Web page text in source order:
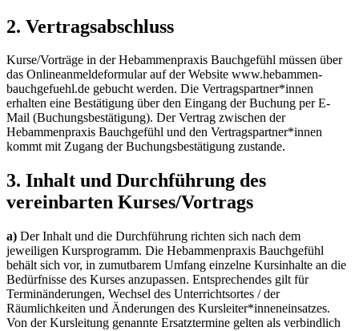
2. Vertragsabschluss
Kurse/Vorträge in der Hebammenpraxis Bauchgefühl müssen über
das Onlineanmeldeformular auf der Website www.hebammen-
bauchgefuehl.de gebucht werden. Die Vertragspartner*innen
erhalten eine Bestätigung über den Eingang der Buchung per E-
Mail (Buchungsbestätigung). Der Vertrag zwischen der
Hebammenpraxis Bauchgefühl und den Vertragspartner*innen
kommt mit Zugang der Buchungsbestätigung zustande.
3. Inhalt und Durchführung des
vereinbarten Kurses/Vortrags
a) Der Inhalt und die Durchführung richten sich nach dem
jeweiligen Kursprogramm. Die Hebammenpraxis Bauchgefühl
behält sich vor, in zumutbarem Umfang einzelne Kursinhalte an die
Bedürfnisse des Kurses anzupassen. Entsprechendes gilt für
Terminänderungen, Wechsel des Unterrichtsortes / der
Räumlichkeiten und Änderungen des Kursleiter*inneneinsatzes.
Von der Kursleitung genannte Ersatztermine gelten als verbindlich